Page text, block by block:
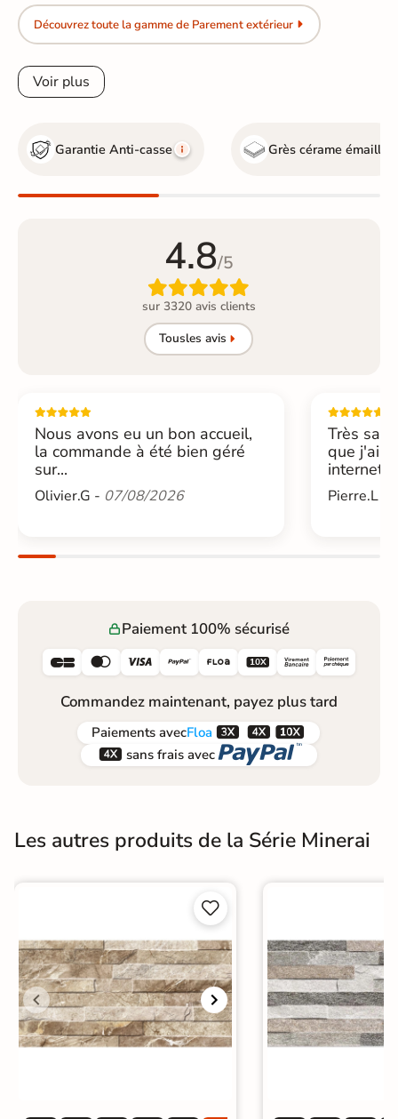
Découvrez toute la gamme de Parement extérieur
Voir plus
Garantie Anti-casse Grès cérame émaillé
4.8/5

sur 3320 avis clients
Tousles avis
Nous avons eu un bon accueil,
la commande à été bien géré
sur...
Olivier.G - 07/08/2026
Très
que j'ai
internet....
Pierre.L -
Paiement 100% sécurisé
     
Commandez maintenant, payez plus tard
Paiements avecFloa  
 sans frais avec 
Les autres produits de la Série Minerai

